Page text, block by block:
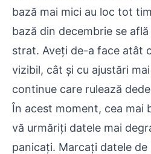
bază mai mici au loc tot
bază din decembrie se
strat. Aveți de-a face atât
vizibil, cât și cu ajustări
continue care rulează
În acest moment, cea mai
vă urmăriți datele mai
panicați. Marcați datele